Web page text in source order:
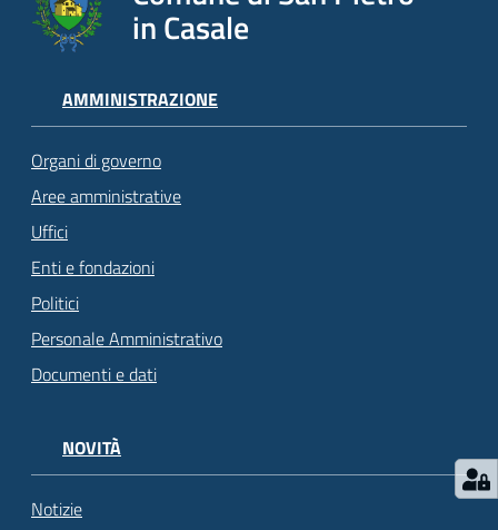
in Casale
AMMINISTRAZIONE
Organi di governo
Aree amministrative
Uffici
Enti e fondazioni
Politici
Personale Amministrativo
Documenti e dati
NOVITÀ
Notizie